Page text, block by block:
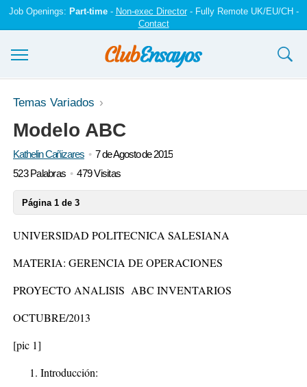
Job Openings: Part-time- Non-exec Director- Fully Remote UK/EU/CH -
Contact
Ensayos y trabajos
Registrarse
Iniciar sesión
Temas Variados
Modelo ABC
Kathelin Cañizares
7 de Agosto de 2015
523 Palabras
479 Visitas
Página 1 de 3
UNIVERSIDAD POLITECNICA SALESIANA
MATERIA: GERENCIA DE OPERACIONES
PROYECTO ANALISIS ABC INVENTARIOS
OCTUBRE/2013
[pic 1]
Introducción: